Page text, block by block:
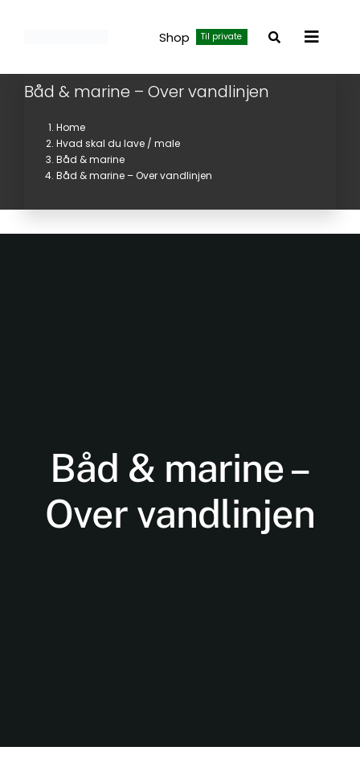
Shop Til private
Toggle
Båd & marine – Over vandlinjen
Home
Hvad skal du lave / male
Båd & marine
Båd & marine – Over vandlinjen
Båd & marine –
Over vandlinjen
Nødvendige
For at vi kan